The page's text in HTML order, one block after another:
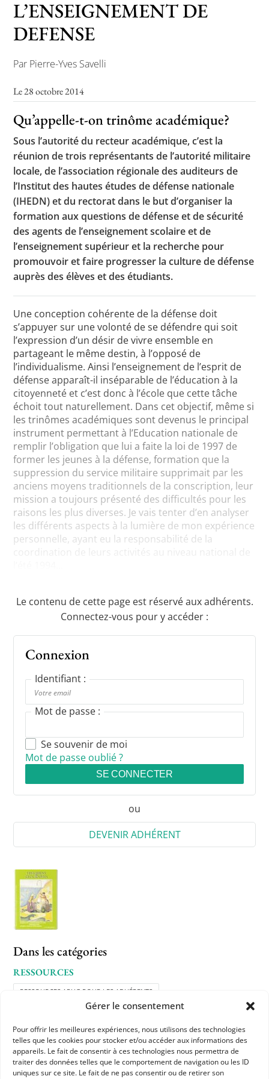
Gérer le consentement
Pour offrir les meilleures expériences, nous utilisons des technologies
telles que les cookies pour stocker et/ou accéder aux informations des
appareils. Le fait de consentir à ces technologies nous permettra de
traiter des données telles que le comportement de navigation ou les ID
uniques sur ce site. Le fait de ne pas consentir ou de retirer son
Concours de recrutement
Concours scolaires
Conférences, tables rondes
Critique d’ouvrages publiés
Culture
L’ENSEIGNEMENT DE
DEFENSE
Par Pierre-Yves Savelli
Le 28 octobre 2014
Qu’appelle-t-on trinôme académique?
Sous l’autorité du recteur académique, c’est la
réunion de trois représentants de l’autorité militaire
locale, de l’association régionale des auditeurs de
l’Institut des hautes études de défense nationale
(IHEDN) et du rectorat dans le but d’organiser la
formation aux questions de défense et de sécurité
des agents de l’enseignement scolaire et de
l’enseignement supérieur et la recherche pour
promouvoir et faire progresser la culture de défense
auprès des élèves et des étudiants.
Une conception cohérente de la défense doit
s’appuyer sur une volonté de se défendre qui soit
l’expression d’un désir de vivre ensemble en
partageant le même destin, à l’opposé de
l’individualisme. Ainsi l’enseignement de l’esprit de
défense apparaît-il inséparable de l’éducation à la
citoyenneté et c’est donc à l’école que cette tâche
échoit tout naturellement. Dans cet objectif, même si
les trinômes académiques sont devenus le principal
instrument permettant à l’Education nationale de
remplir l’obligation que lui a faite la loi de 1997 de
former les jeunes à la défense, formation que la
suppression du service militaire supprimait par les
anciens moyens traditionnels de la conscription, leur
mission a toujours présenté des difficultés pour les
raisons les plus diverses. Je vais tenter d’en analyser
les différents aspects à la lumière de mon expérience
personnelle, ayant eu la responsabilité de la
Le contenu de cette page est réservé aux adhérents.
Connectez-vous pour y accéder :
Connexion
Identifiant :
Mot de passe :
Se souvenir de moi
Mot de passe oublié ?
SE CONNECTER
ou
DEVENIR ADHÉRENT
Dans les catégories
RESSOURCES
RESSOURCES APHG POUR LES ADHÉRENTS